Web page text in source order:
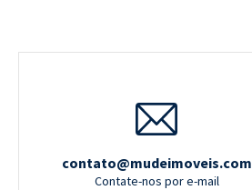
contato@mudeimoveis.com
Contate-nos por e-mail